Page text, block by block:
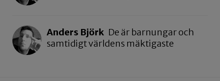
Anders Björk De är barnungar och
samtidigt världens mäktigaste